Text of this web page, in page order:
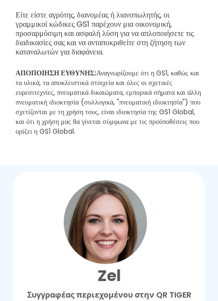
Είτε είστε αγρότης, διανομέας ή λιανοπωλητής, οι
γραμμικοί κώδικες GS1 παρέχουν μια οικονομική,
προσαρμόσιμη και ασφαλή λύση για να απλοποιήσετε τις
διαδικασίες σας και να ανταποκριθείτε στη ζήτηση των
καταναλωτών για διαφάνεια.
ΑΠΟΠΟΙΗΣΗ ΕΥΘΥΝΗΣ:Αναγνωρίζουμε ότι η GS1, καθώς και
τα υλικά, τα αποκλειστικά στοιχεία και όλες οι σχετικές
ευρεσιτεχνίες, πνευματικά δικαιώματα, εμπορικά σήματα και άλλη
πνευματική ιδιοκτησία (συλλογικά, "πνευματική ιδιοκτησία") που
σχετίζονται με τη χρήση τους, είναι ιδιοκτησία της GS1 Global,
και ότι η χρήση μας θα γίνεται σύμφωνα με τις προϋποθέσεις που
ορίζει η GS1 Global.
Zel
Συγγραφέας περιεχομένου στην QR TIGER